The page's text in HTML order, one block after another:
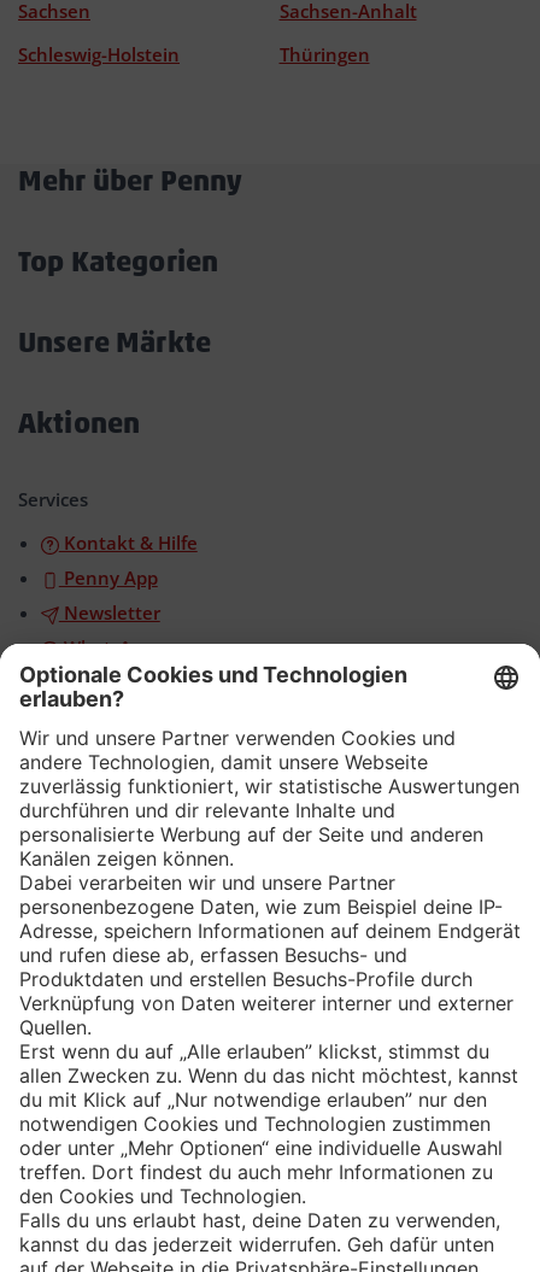
Sachsen
Sachsen-Anhalt
Schleswig-Holstein
Thüringen
Mehr über Penny
Top Kategorien
Unsere Märkte
Aktionen
Services
Kontakt & Hilfe
Penny App
Newsletter
WhatsApp
App
Eishockey
Impressum